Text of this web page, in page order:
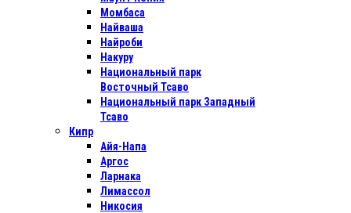
Момбаса
Найваша
Найроби
Накуру
Национальный парк
Восточный Тсаво
Национальный парк Западный
Тсаво
Кипр
Айя-Напа
Аргос
Ларнака
Лимассол
Никосия